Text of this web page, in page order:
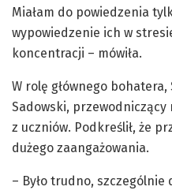
Miałam do powiedzenia
wypowiedzenie ich w
koncentracji – mówiła.
W rolę głównego bohatera,
Sadowski,
z uczniów. Podkreślił, że
dużego zaangażowania.
– Było trudno, szczególnie